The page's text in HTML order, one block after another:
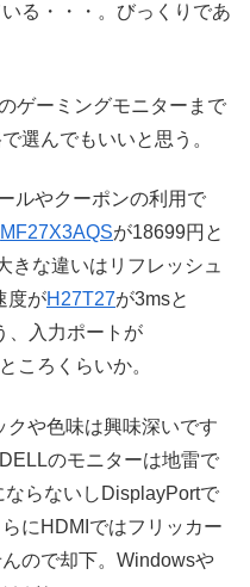
る・・・。びっくりであ
ゲーミングモニターまで
選んでもいいと思う。
ルやクーポンの利用で
MF27X3AQSが18699円と
な違いはリフレッシュ
度がH27T27が3msと
、入力ポートが
ころくらいか。
クや色味は興味深いです
のモニターは地雷で
らないしDisplayPortで
にHDMIではフリッカー
ので却下。Windowsや